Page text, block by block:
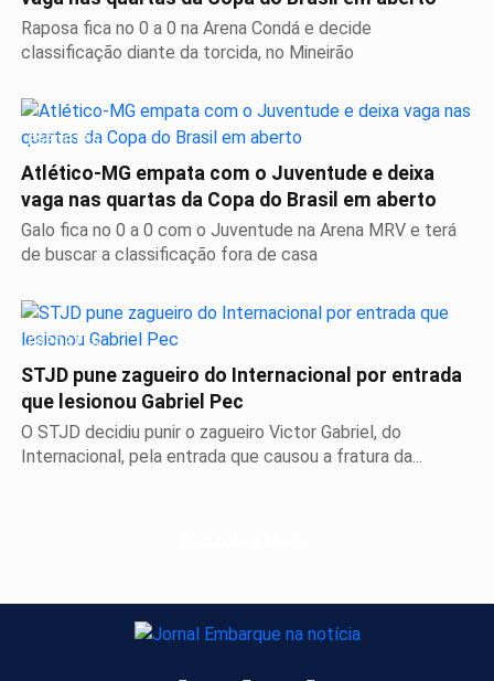
Raposa fica no 0 a 0 na Arena Condá e decide
classificação diante da torcida, no Mineirão
ESPORTES
Atlético-MG empata com o Juventude e deixa
vaga nas quartas da Copa do Brasil em aberto
Galo fica no 0 a 0 com o Juventude na Arena MRV e terá
de buscar a classificação fora de casa
ESPORTES
STJD pune zagueiro do Internacional por entrada
que lesionou Gabriel Pec
O STJD decidiu punir o zagueiro Victor Gabriel, do
Internacional, pela entrada que causou a fratura da...